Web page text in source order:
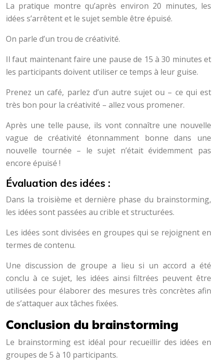
La pratique montre qu’après environ 20 minutes, les
idées s’arrêtent et le sujet semble être épuisé.
On parle d’un trou de créativité.
Il faut maintenant faire une pause de 15 à 30 minutes et
les participants doivent utiliser ce temps à leur guise.
Prenez un café, parlez d’un autre sujet ou – ce qui est
très bon pour la créativité – allez vous promener.
Après une telle pause, ils vont connaître une nouvelle
vague de créativité étonnamment bonne dans une
nouvelle tournée – le sujet n’était évidemment pas
encore épuisé !
Évaluation des idées :
Dans la troisième et dernière phase du brainstorming,
les idées sont passées au crible et structurées.
Les idées sont divisées en groupes qui se rejoignent en
termes de contenu.
Une discussion de groupe a lieu si un accord a été
conclu à ce sujet, les idées ainsi filtrées peuvent être
utilisées pour élaborer des mesures très concrètes afin
de s’attaquer aux tâches fixées.
Conclusion du brainstorming
Le brainstorming est idéal pour recueillir des idées en
groupes de 5 à 10 participants.